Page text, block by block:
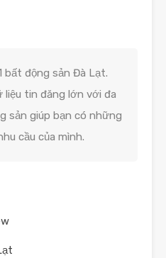
bất động sản Đà Lạt.
liệu tin đăng lớn với đa
sản giúp bạn có những
cầu của mình.